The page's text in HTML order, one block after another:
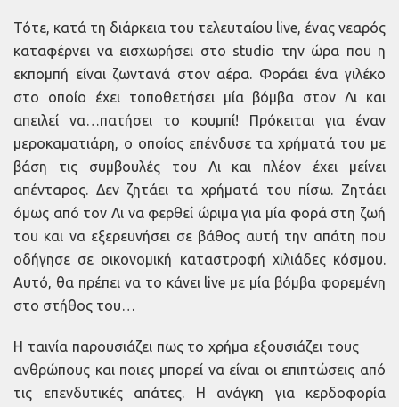
Τότε, κατά τη διάρκεια του τελευταίου live, ένας νεαρός
καταφέρνει να εισχωρήσει στο studio την ώρα που η
εκπομπή είναι ζωντανά στον αέρα. Φοράει ένα γιλέκο
στο οποίο έχει τοποθετήσει μία βόμβα στον Λι και
απειλεί να…πατήσει το κουμπί! Πρόκειται για έναν
μεροκαματιάρη, ο οποίος επένδυσε τα χρήματά του με
βάση τις συμβουλές του Λι και πλέον έχει μείνει
απένταρος. Δεν ζητάει τα χρήματά του πίσω. Ζητάει
όμως από τον Λι να φερθεί ώριμα για μία φορά στη ζωή
του και να εξερευνήσει σε βάθος αυτή την απάτη που
οδήγησε σε οικονομική καταστροφή χιλιάδες κόσμου.
Αυτό, θα πρέπει να το κάνει live με μία βόμβα φορεμένη
στο στήθος του…
Η ταινία παρουσιάζει πως το χρήμα εξουσιάζει τους
ανθρώπους και ποιες μπορεί να είναι οι επιπτώσεις από
τις επενδυτικές απάτες. Η ανάγκη για κερδοφορία